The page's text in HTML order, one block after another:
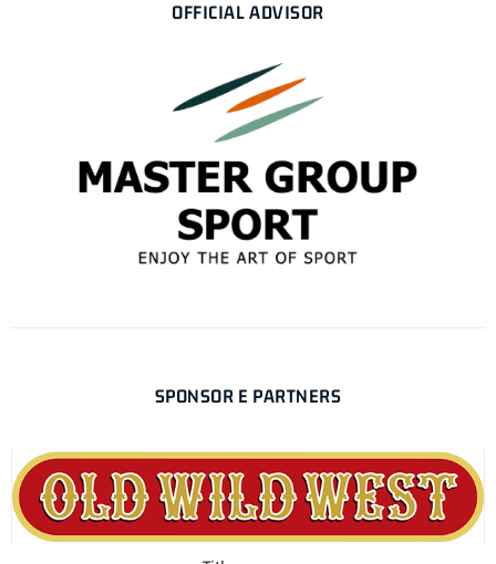
OFFICIAL ADVISOR
SPONSOR E PARTNERS